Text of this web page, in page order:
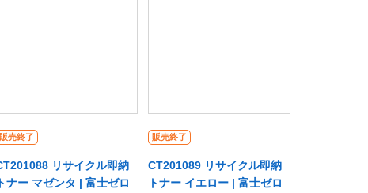
高くなります。
が高くなります。
販売終了
リサイクル即納
トナー マゼンタ | 富士ゼロ
販売終了
CT201089 リサイクル即納
トナー イエロー | 富士ゼロ